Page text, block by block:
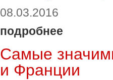
08.03.2016
подробнее
Самые
и Франции